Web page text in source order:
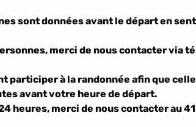
sont données avant le départ en
merci de nous contacter via
participer à la randonnée afin que
avant votre heure de départ.
heures, merci de nous contacter au